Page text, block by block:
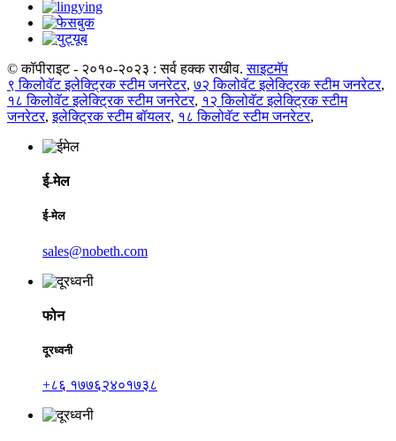
© कॉपीराइट - २०१०-२०२३ : सर्व हक्क राखीव. साइटमॅप
९ किलोवॅट इलेक्ट्रिक स्टीम जनरेटर, ७२ किलोवॅट इलेक्ट्रिक स्टीम जनरेटर,
१८ किलोवॅट इलेक्ट्रिक स्टीम जनरेटर, १२ किलोवॅट इलेक्ट्रिक स्टीम
जनरेटर,इलेक्ट्रिक स्टीम बॉयलर, १८ किलोवॅट स्टीम जनरेटर,
ई-मेल
ई-मेल
sales@nobeth.com
फोन
दूरध्वनी
+८६ १७७६२४०१७३८